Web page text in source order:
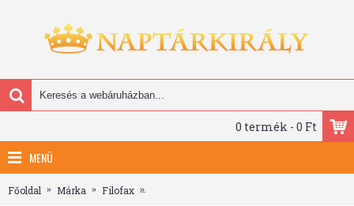
0 termék - 0 Ft
MENÜ
Főoldal Márka Filofax